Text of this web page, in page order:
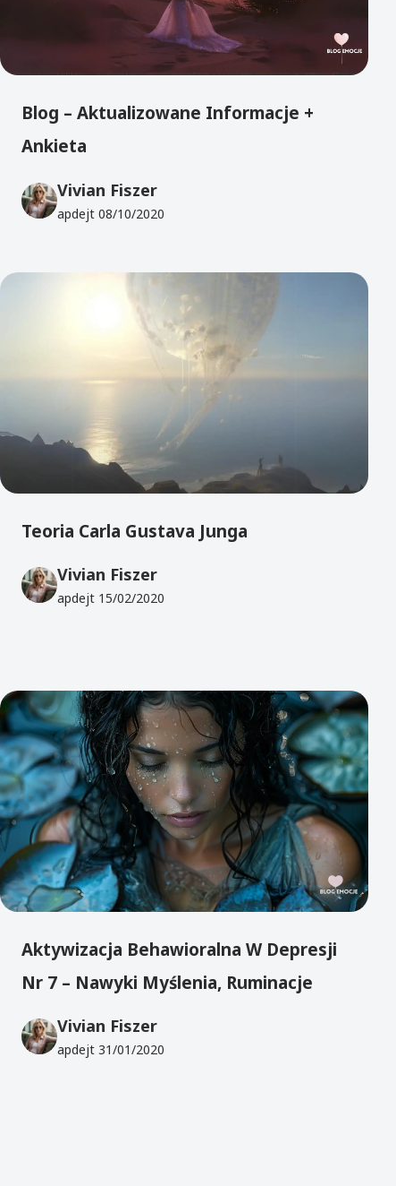
Blog – Aktualizowane Informacje +
Ankieta
Vivian Fiszer
apdejt 08/10/2020
Teoria Carla Gustava Junga
Vivian Fiszer
apdejt 15/02/2020
Aktywizacja Behawioralna W Depresji
Nr 7 – Nawyki Myślenia, Ruminacje
Vivian Fiszer
apdejt 31/01/2020